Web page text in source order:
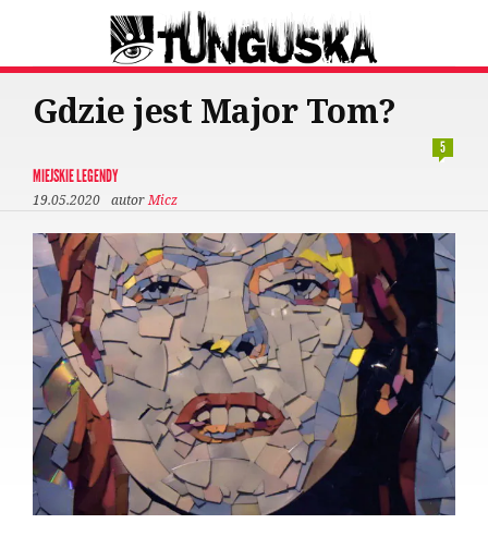
Gdzie jest Major Tom?
5
MIEJSKIE LEGENDY
19.05.2020 autorMicz